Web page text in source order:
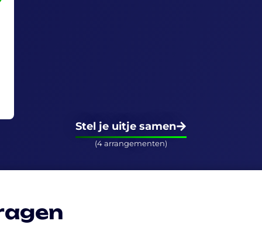
Stel je uitje samen
(4 arrangementen)